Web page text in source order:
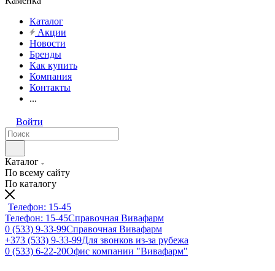
Каталог
Акции
Новости
Бренды
Как купить
Компания
Контакты
...
Войти
Каталог
По всему сайту
По каталогу
Телефон: 15-45
Телефон: 15-45Справочная Вивафарм
0 (533) 9-33-99Справочная Вивафарм
+373 (533) 9-33-99Для звонков из-за рубежа
0 (533) 6-22-20Офис компании "Вивафарм"